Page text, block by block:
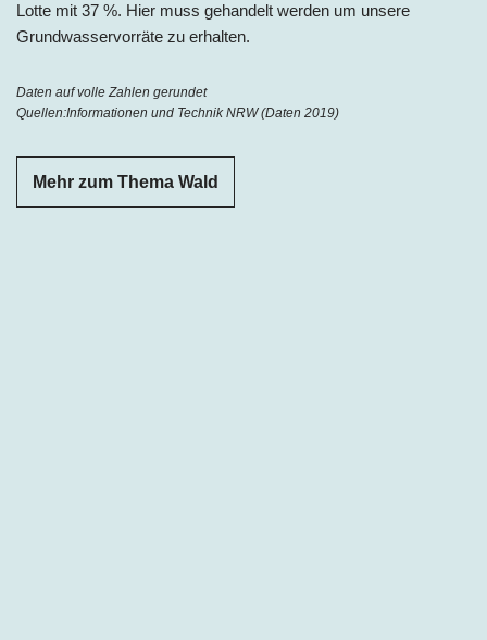
Lotte mit 37 %. Hier muss gehandelt werden um unsere
Grundwasservorräte zu erhalten.
Daten auf volle Zahlen gerundet
Quellen:Informationen und Technik NRW (Daten 2019)
Mehr zum Thema Wald